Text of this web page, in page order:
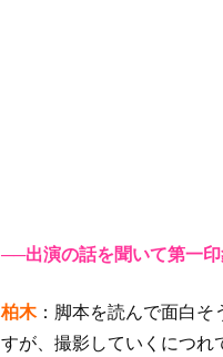
──出演の話を聞いて第一印
柏木：脚本を読んで面白そ
すが、撮影していくにつれ